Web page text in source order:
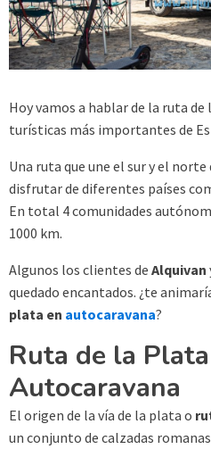
Hoy vamos a hablar de la ruta
turísticas más importantes de
Una ruta que une el sur y el norte
disfrutar de diferentes países
En total 4 comunidades
1000 km.
Algunos los clientes de Alquivan
quedado encantados. ¿te
plata en autocaravana?
Ruta de la
Autocaravana
El origen de la vía de la plata o
un conjunto de calzadas